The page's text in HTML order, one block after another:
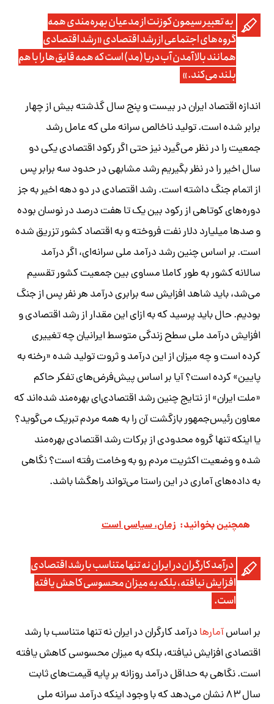
به تعبیر سیمون کوزنت از مدعیان بهره‌مندی همه
گروه‌های اجتماعی از رشد اقتصادی «رشد اقتصادی
همانند بالا آمدن آب دریا (مد) است که همه قایق‌ها را با هم
بلند می‌کند.»
اندازه اقتصاد ایران در بیست و پنج سال گذشته بیش از چهار
برابر شده است. تولید ناخالص سرانه ملی که عامل رشد
جمعیت را در نظر می‌گیرد نیز حتی اگر رکود اقتصادی یکی دو
سال اخیر را در نظر بگیریم رشد مشابهی در حدود سه برابر پس
از اتمام جنگ داشته است. رشد اقتصادی در دو دهه اخیر به جز
دوره‌های کوتاهی از رکود بین یک تا هفت درصد در نوسان بوده
و صدها میلیارد دلار نفت فروخته و به اقتصاد کشور تزریق شده
است. بر اساس چنین رشد درآمد ملی سرانه‌ای، اگر درآمد
سالانه کشور به طور کاملا مساوی بین جمعیت کشور تقسیم
می‌شد، باید شاهد افزایش سه برابری درآمد هر نفر پس از جنگ
بودیم. حال باید پرسید که به ازای این مقدار از رشد اقتصادی و
افزایش درآمد ملی سطح زندگی متوسط ایرانیان چه تغییری
کرده است و چه میزان از این درآمد و ثروت تولید شده «رخنه به
پایین» کرده است؟ آیا بر اساس پیش‌فرض‌های تفکر حاکم
«ملت ایران» از نتایج چنین رشد اقتصادی‌ای بهره‌مند شده‌اند که
معاون رئیس‌جمهور بازگشت آن را به همه مردم تبریک می‌گوید؟
یا اینکه تنها گروه محدودی از برکات رشد اقتصادی بهره‌مند
شده و وضعیت اکثریت مردم رو به وخامت رفته است؟ نگاهی
به داده‌های آماری در این راستا می‌تواند راهگشا باشد.
همچنین بخوانید: زمان، سیاسی است
درآمد کارگران در ایران نه تنها متناسب با رشد اقتصادی
افزایش نیافته، بلکه به میزان محسوسی کاهش یافته
است.
بر اساسآمارهادرآمد کارگران در ایران نه تنها متناسب با رشد
اقتصادی افزایش نیافته، بلکه به میزان محسوسی کاهش یافته
است. نگاهی به حداقل درآمد روزانه بر پایه قیمت‌های ثابت
سال ۸۳ نشان می‌دهد که با وجود اینکه درآمد سرانه ملی